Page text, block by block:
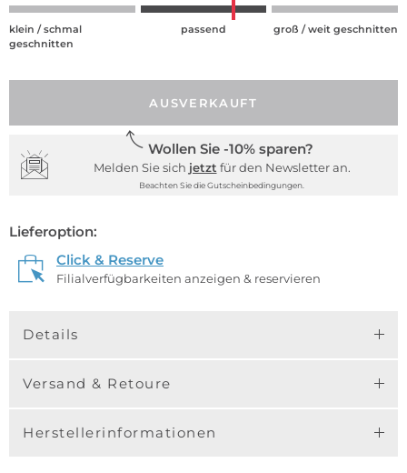
klein / schmal
geschnitten
passend groß / weit geschnitten
AUSVERKAUFT
Wollen Sie -10% sparen?
Melden Sie sich jetzt für den Newsletter an.
Beachten Sie die Gutscheinbedingungen.
Lieferoption:
Click & Reserve
Filialverfügbarkeiten anzeigen & reservieren
Details
Versand & Retoure
Herstellerinformationen